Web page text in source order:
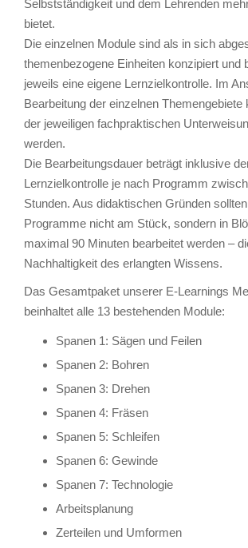
Selbstständigkeit und dem Lehrenden
bietet.
Die einzelnen Module sind als in sich
themenbezogene Einheiten konzipiert und
jeweils eine eigene Lernzielkontrolle. Im
Bearbeitung der einzelnen Themengebiete
der jeweiligen fachpraktischen
werden.
Die Bearbeitungsdauer beträgt inklusive
Lernzielkontrolle je nach Programm
Stunden. Aus didaktischen Gründen
Programme nicht am Stück, sondern in
maximal 90 Minuten bearbeitet werden –
Nachhaltigkeit des erlangten Wissens.
Das Gesamtpaket unserer E-Learnings
beinhaltet alle 13 bestehenden Module:
Spanen 1: Sägen und Feilen
Spanen 2: Bohren
Spanen 3: Drehen
Spanen 4: Fräsen
Spanen 5: Schleifen
Spanen 6: Gewinde
Spanen 7: Technologie
Arbeitsplanung
Zerteilen und Umformen